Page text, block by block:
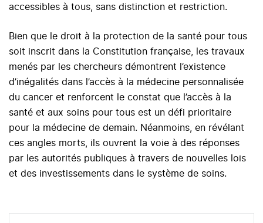
accessibles à tous, sans distinction et restriction.
Bien que le droit à la protection de la santé pour tous
soit inscrit dans la Constitution française, les travaux
menés par les chercheurs démontrent l’existence
d’inégalités dans l’accès à la médecine personnalisée
du cancer et renforcent le constat que l’accès à la
santé et aux soins pour tous est un défi prioritaire
pour la médecine de demain. Néanmoins, en révélant
ces angles morts, ils ouvrent la voie à des réponses
par les autorités publiques à travers de nouvelles lois
et des investissements dans le système de soins.